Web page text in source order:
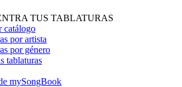
TUS TABLATURAS
catálogo
por artista
por género
tablaturas
mySongBook